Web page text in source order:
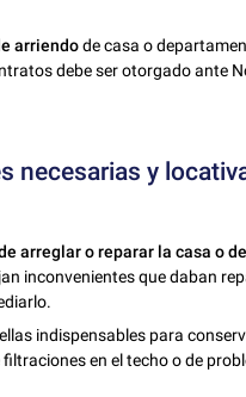
arriendode casa o
debe ser otorgado ante
necesarias y
arreglar o reparar la casa o
inconvenientes que daban
indispensables para
en el techo o de